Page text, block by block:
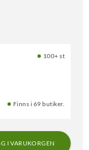
100+ st
Finns i 69 butiker.
I VARUKORGEN